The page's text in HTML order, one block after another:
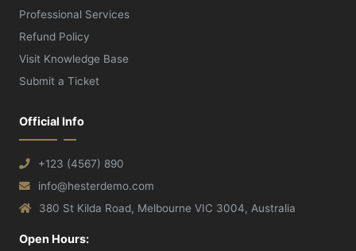
Professional Services
Refund Policy
Visit Knowledge Base
Submit a Ticket
Official Info
+123 (4567) 890
info@hesterdemo.com
380 St Kilda Road, Melbourne VIC 3004, Australia
Open Hours: